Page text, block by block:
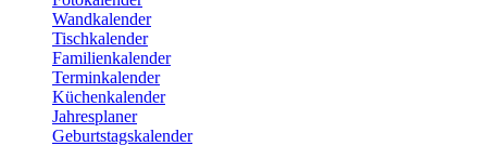
Wandkalender
Tischkalender
Familienkalender
Terminkalender
Küchenkalender
Jahresplaner
Geburtstagskalender